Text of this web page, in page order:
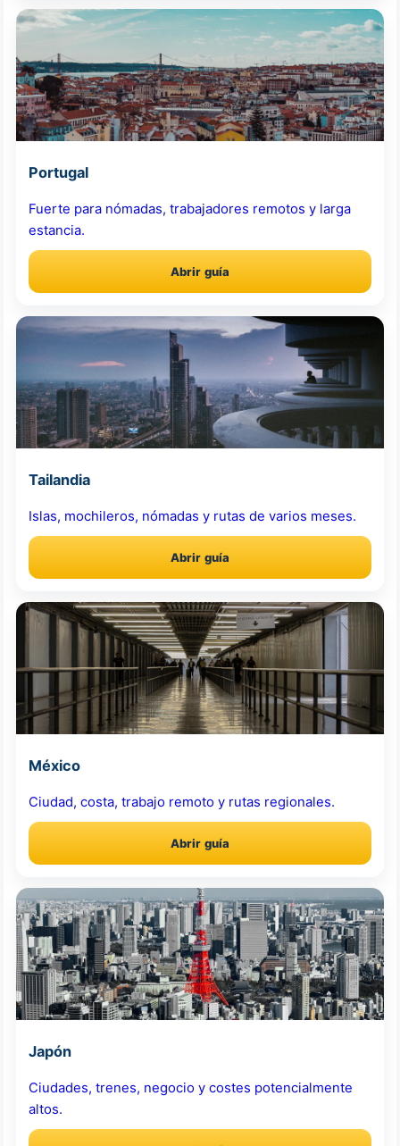
Portugal
Fuerte para nómadas, trabajadores remotos y larga
estancia.
Abrir guía
Tailandia
Islas, mochileros, nómadas y rutas de varios meses.
Abrir guía
México
Ciudad, costa, trabajo remoto y rutas regionales.
Abrir guía
Japón
Ciudades, trenes, negocio y costes potencialmente
altos.